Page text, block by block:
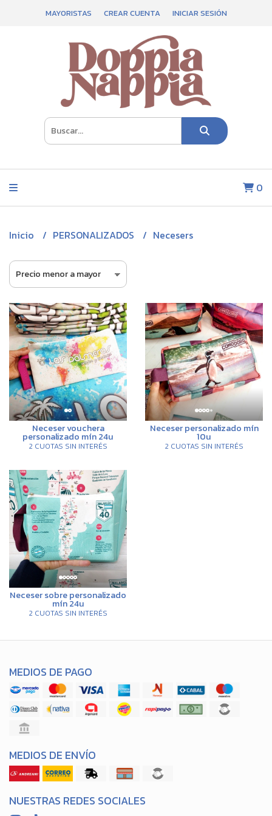
MAYORISTAS CREAR CUENTA INICIAR SESIÓN
0
Inicio PERSONALIZADOS Necesers
Neceser vouchera
personalizado mín 24u
2 CUOTAS SIN INTERÉS
Neceser personalizado mín
10u
2 CUOTAS SIN INTERÉS
Neceser sobre personalizado
mín 24u
2 CUOTAS SIN INTERÉS
MEDIOS DE PAGO
MEDIOS DE ENVÍO
NUESTRAS REDES SOCIALES